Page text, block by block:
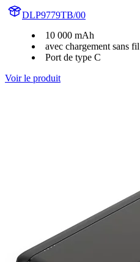
DLP9779TB/00
10 000 mAh
avec chargement sans fil
Port de type C
Voir le produit